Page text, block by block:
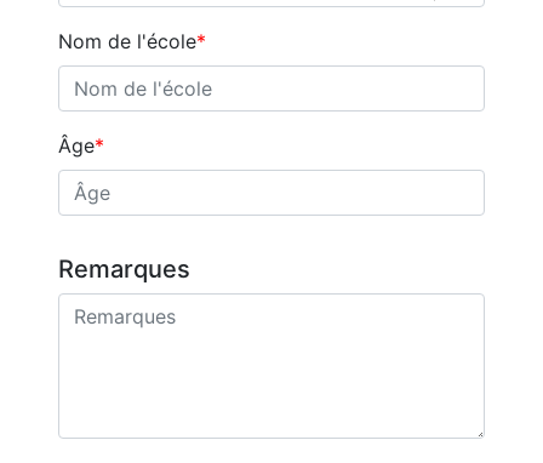
Nom de l'école
Âge
Remarques